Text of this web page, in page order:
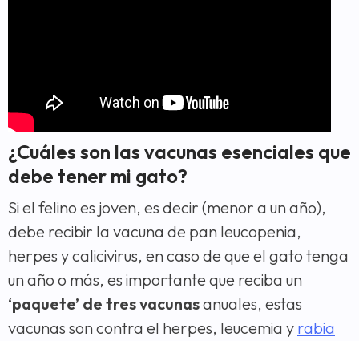
¿Cuáles son las vacunas esenciales que
debe tener mi gato?
Si el felino es joven, es decir (menor a un año),
debe recibir la vacuna de pan leucopenia,
herpes y calicivirus, en caso de que el gato tenga
un año o más, es importante que reciba un
‘paquete’ de tres vacunasanuales, estas
vacunas son contra el herpes, leucemia y rabia